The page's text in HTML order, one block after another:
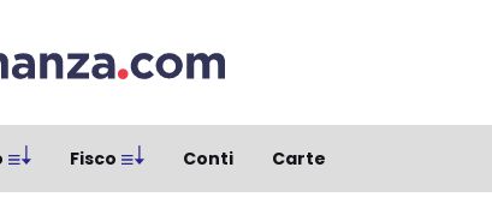
Fisco Conti Carte